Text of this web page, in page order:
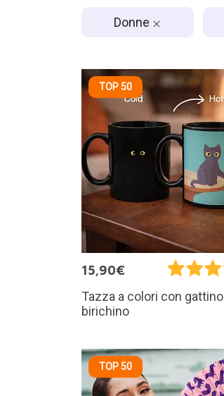
Donne
TOP 50
15,90€
Tazza a colori con gattino
birichino
TOP 50